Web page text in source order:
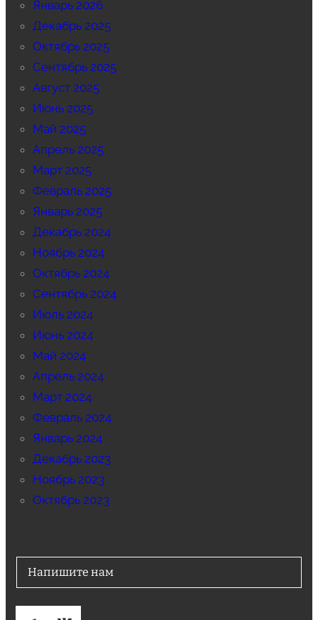
Январь 2026
Декабрь 2025
Октябрь 2025
Сентябрь 2025
Август 2025
Июнь 2025
Май 2025
Апрель 2025
Март 2025
Февраль 2025
Январь 2025
Декабрь 2024
Ноябрь 2024
Октябрь 2024
Сентябрь 2024
Июль 2024
Июнь 2024
Май 2024
Апрель 2024
Март 2024
Февраль 2024
Январь 2024
Декабрь 2023
Ноябрь 2023
Октябрь 2023
Напишите нам